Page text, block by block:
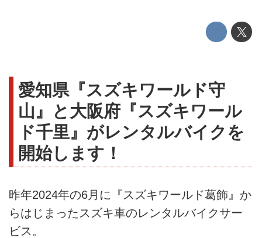
愛知県『スズキワールド守
山』と大阪府『スズキワール
ド千里』がレンタルバイクを
開始します！
昨年2024年の6月に『スズキワールド葛飾』か
らはじまったスズキ車のレンタルバイクサー
ビス。